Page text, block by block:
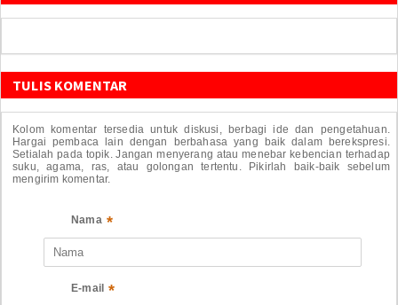
TULIS KOMENTAR
Kolom komentar tersedia untuk diskusi, berbagi ide dan pengetahuan.
Hargai pembaca lain dengan berbahasa yang baik dalam berekspresi.
Setialah pada topik. Jangan menyerang atau menebar kebencian terhadap
suku, agama, ras, atau golongan tertentu. Pikirlah baik-baik sebelum
mengirim komentar.
Nama *
E-mail *